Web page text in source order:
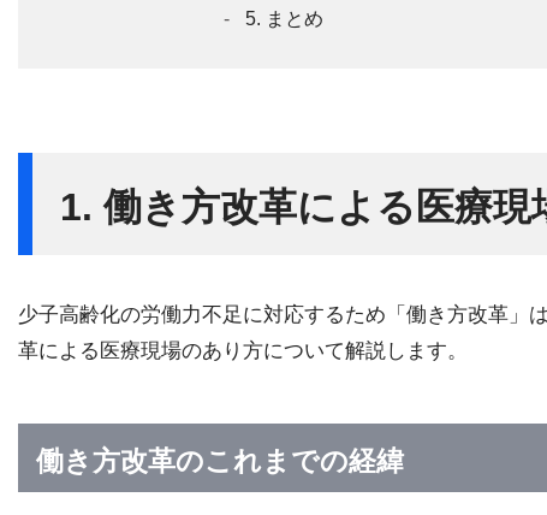
5. まとめ
1. 働き方改革による医療現
少子高齢化の労働力不足に対応するため「働き方改革」
革による医療現場のあり方について解説します。
働き方改革のこれまでの経緯